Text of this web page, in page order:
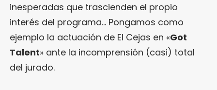
inesperadas que trascienden el propio
interés del programa… Pongamos como
ejemplo la actuación de El Cejas en «Got
Talent» ante la incomprensión (casi) total
del jurado.